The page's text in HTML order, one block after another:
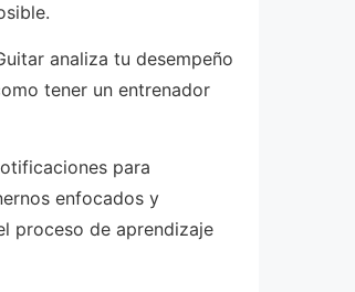
analiza tu desempeño
tener un entrenador
para
enfocados y
proceso de aprendizaje